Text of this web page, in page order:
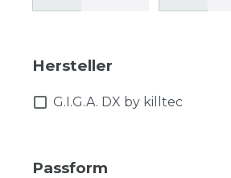
Hersteller
G.I.G.A. DX by killtec
Passform